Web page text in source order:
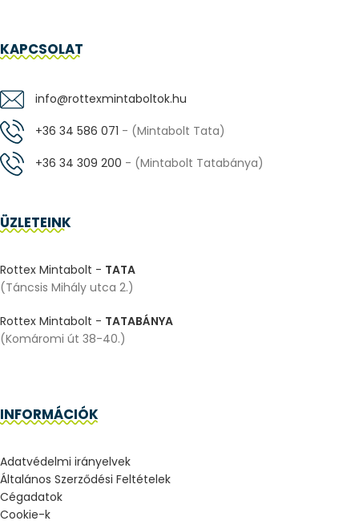
KAPCSOLAT
info@rottexmintaboltok.hu
+36 34 586 071 - (Mintabolt Tata)
+36 34 309 200 - (Mintabolt Tatabánya)
ÜZLETEINK
Rottex Mintabolt - TATA
(Táncsis Mihály utca 2.)
Rottex Mintabolt - TATABÁNYA
(Komáromi út 38-40.)
INFORMÁCIÓK
Adatvédelmi irányelvek
Általános Szerződési Feltételek
Cégadatok
Cookie-k